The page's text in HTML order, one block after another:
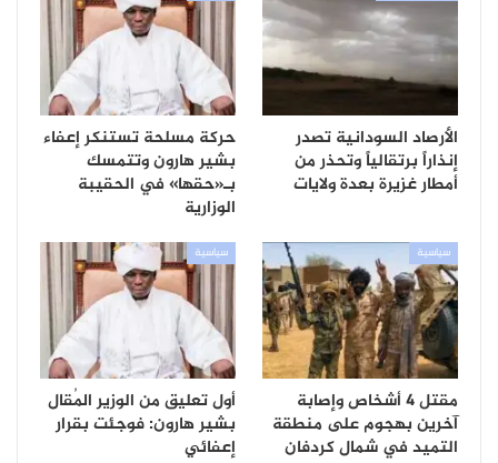
الأرصاد السودانية تصدر
إنذاراً برتقالياً وتحذر من
أمطار غزيرة بعدة ولايات
حركة مسلحة تستنكر إعفاء
بشير هارون وتتمسك
بـ«حقها» في الحقيبة
الوزارية
سياسية
مقتل 4 أشخاص وإصابة
آخرين بهجوم على منطقة
التميد في شمال كردفان
سياسية
أول تعليق من الوزير المُقال
بشير هارون: فوجئت بقرار
إعفائي